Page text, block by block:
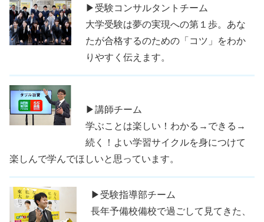
▶受験コンサルタントチーム
大学受験は夢の実現への第１歩。あな
たが合格するのための「コツ」をわか
りやすく伝えます。
▶講師チーム
学ぶことは楽しい！わかる→できる→
続く！よい学習サイクルを身につけて
楽しんで学んでほしいと思っています。
▶受験指導部チーム
長年予備校備校で過ごして見てきた、